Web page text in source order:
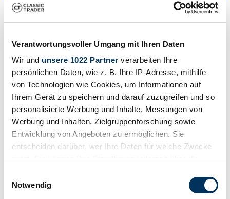
Verantwortungsvoller Umgang mit Ihren Daten
Wir und unsere 1022 Partner verarbeiten Ihre
persönlichen Daten, wie z. B. Ihre IP-Adresse, mithilfe
von Technologien wie Cookies, um Informationen auf
Ihrem Gerät zu speichern und darauf zuzugreifen und so
personalisierte Werbung und Inhalte, Messungen von
Werbung und Inhalten, Zielgruppenforschung sowie
Entwicklung von Angeboten zu ermöglichen. Sie
entscheiden darüber, wer Ihre Daten für welche Zwecke
Trigger Symbol ändern oder widerrufen
Notwendig
Particulier